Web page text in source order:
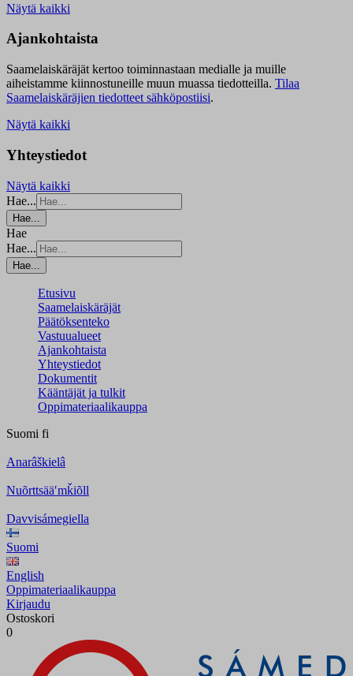
Näytä kaikki
Ajankohtaista
Saamelaiskäräjät kertoo toiminnastaan medialle ja muille
aiheistamme kiinnostuneille muun muassa tiedotteilla. Tilaa
Saamelaiskäräjien tiedotteet sähköpostiisi.
Näytä kaikki
Yhteystiedot
Näytä kaikki
Hae...
Hae...
Hae
Hae...
Hae...
Etusivu
Saamelaiskäräjät
Päätöksenteko
Vastuualueet
Ajankohtaista
Yhteystiedot
Dokumentit
Kääntäjät ja tulkit
Oppimateriaalikauppa
Suomi fi
Anarâškielâ
Nuõrttsääʹmǩiõll
Davvisámegiella
Suomi
English
Oppimateriaalikauppa
Kirjaudu
Ostoskori
0